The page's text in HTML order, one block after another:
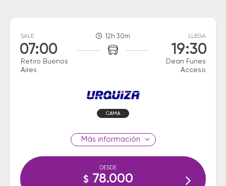
SALE
07:00
Retiro Buenos
Aires
12h 30m LLEGA
19:30
Dean Funes
Acceso
CAMA
información
DESDE
$ 78.000